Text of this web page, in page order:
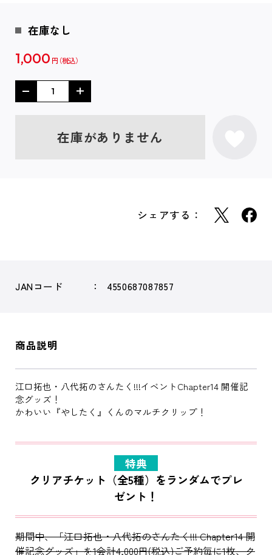
在庫なし
1,000 円
在庫がありません
シェアする：
JANコード 4550687087857
商品説明
江口拓也・八代拓のさんたく!!!イベントChapter14 開催記
念グッズ！
かわいい『やしたく』くんのマルチクリップ！
特典
クリアチケット（全5種）をランダムでプレ
ゼント！
期間中、「江口拓也・八代拓のさんたく!!! Chapter14 開
催記念グッズ」を1会計4,000円(税込)ご予約毎に1枚、ク